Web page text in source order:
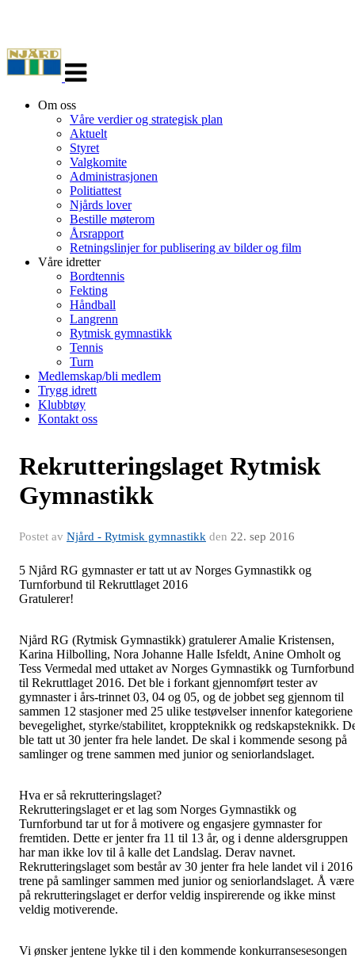
navigasjon
Om oss
Våre verdier og strategisk plan
Aktuelt
Styret
Valgkomite
Administrasjonen
Politiattest
Njårds lover
Bestille møterom
Årsrapport
Retningslinjer for publisering av bilder og film
Våre idretter
Bordtennis
Fekting
Håndball
Langrenn
Rytmisk gymnastikk
Tennis
Turn
Medlemskap/bli medlem
Trygg idrett
Klubbtøy
Kontakt oss
Rekrutteringslaget Rytmisk
Gymnastikk
Postet av Njård - Rytmisk gymnastikk den 22. sep 2016
5 Njård RG gymnaster er tatt ut av Norges Gymnastikk og
Turnforbund til Rekruttlaget 2016
Gratulerer!
Njård RG (Rytmisk Gymnastikk) gratulerer Amalie Kristensen,
Karina Hilbolling, Nora Johanne Halle Isfeldt, Anine Omholt og
Tess Vermedal med uttaket av Norges Gymnastikk og Turnforbund
til Rekruttlaget 2016. Det ble i forkant gjennomført tester av
gymnaster i års-trinnet 03, 04 og 05, og de jobbet seg gjennom til
sammen 12 stasjoner med 25 ulike testøvelser innenfor kategoriene
bevegelighet, styrke/stabilitet, kroppteknikk og redskapsteknikk.
ble tatt ut 30 jenter fra hele landet. De skal i kommende sesong på
samlinger og trene sammen med junior og seniorlandslaget.
Hva er så rekrutteringslaget?
Rekrutteringslaget er et lag som Norges Gymnastikk og
Turnforbund tar ut for å motivere og engasjere gymnaster for
fremtiden. Dette er jenter fra 11 til 13 år, og i denne aldersgruppen
har man ikke lov til å kalle det Landslag. Derav navnet.
Rekrutteringslaget som består av 30 jenter fra hele landet vil i 2016
trene på samlinger sammen med junior og seniorlandslaget. Å være
på rekrutteringslaget er derfor veldig inspirerende og ikke minst
veldig motiverende.
Vi ønsker jentene lykke til i den kommende konkurransesesongen